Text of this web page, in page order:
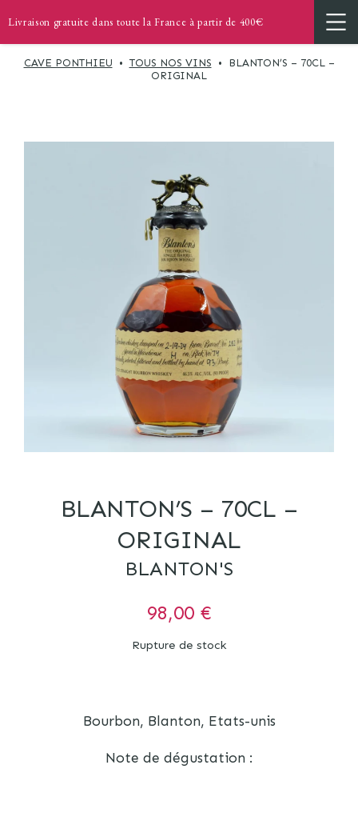
Livraison gratuite dans toute la France à partir de 400€
CAVE PONTHIEU • TOUS NOS VINS • BLANTON’S – 70CL –
ORIGINAL
BLANTON’S – 70CL –
ORIGINAL
BLANTON'S
98,00 €
Rupture de stock
Bourbon, Blanton, Etats-unis
Note de dégustation :